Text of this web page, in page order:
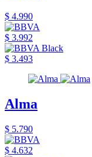
$ 4.990
$ 3.992
$ 3.493
Alma
$ 5.790
$ 4.632